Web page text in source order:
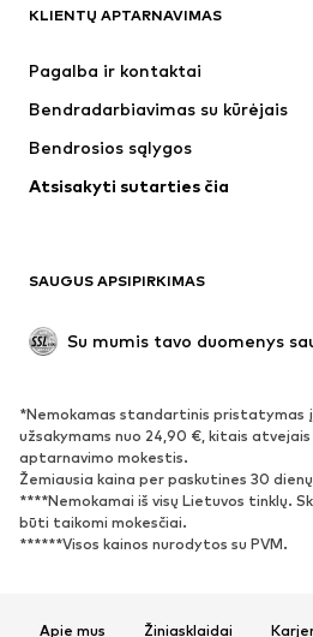
Naujienos
Marškinėliai ir palaidinės
Striukės
Apatiniai
Paltai
Proginiai
BATAI
Naujienos
Sportbačiai
Batai su kulniukais
KLIENTŲ APTARNAVIMAS
Pagalba ir kontaktai
Bendradarbiavimas su kūrėjais
Bendrosios sąlygos
Atsisakyti sutarties čia
SAUGUS APSIPIRKIMAS
Su mumis tavo duomenys
*Nemokamas standartinis pristatymas
užsakymams nuo 24,90 €, kitais
aptarnavimo mokestis.
Žemiausia kaina per paskutines 30
****Nemokamai iš visų Lietuvos tinklų.
būti taikomi mokesčiai.
******Visos kainos nurodytos su PVM.
Apie mus Žiniasklaidai